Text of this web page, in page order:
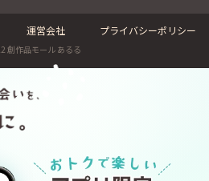
運営会社 プライバシーポリシー
創作品モール あるる